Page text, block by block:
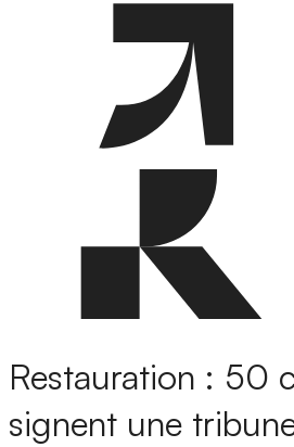
Restauration : 50
signent une